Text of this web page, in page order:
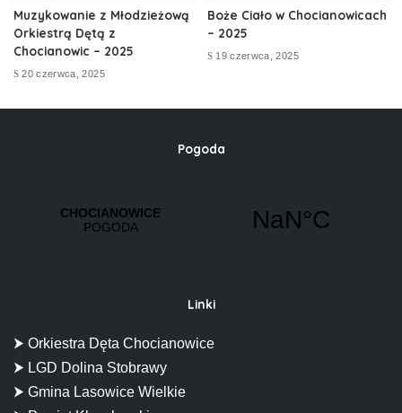
Muzykowanie z Młodzieżową
Orkiestrą Dętą z
Chocianowic – 2025
20 czerwca, 2025
Boże Ciało w Chocianowicach
– 2025
19 czerwca, 2025
Pogoda
Linki
⮞ Orkiestra Dęta Chocianowice
⮞ LGD Dolina Stobrawy
⮞ Gmina Lasowice Wielkie